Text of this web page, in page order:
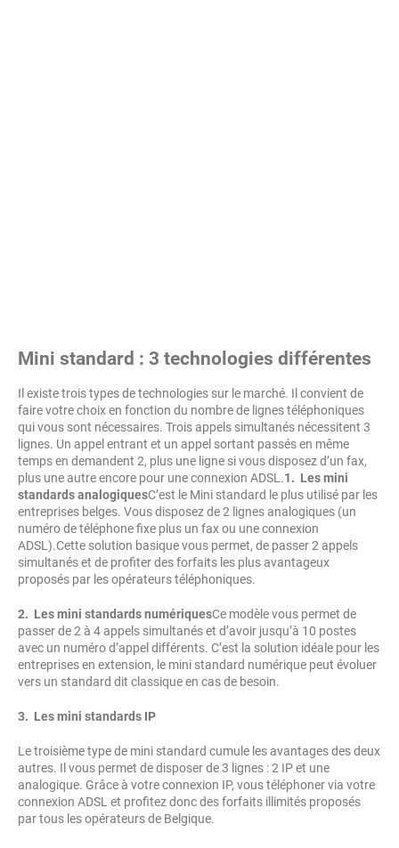
Mini standard : 3 technologies différentes
Il existe trois types de technologies sur le marché. Il convient de
faire votre choix en fonction du nombre de lignes téléphoniques
qui vous sont nécessaires. Trois appels simultanés nécessitent 3
lignes. Un appel entrant et un appel sortant passés en même
temps en demandent 2, plus une ligne si vous disposez d’un fax,
plus une autre encore pour une connexion ADSL.1. Les mini
standards analogiquesC’est le Mini standard le plus utilisé par les
entreprises belges. Vous disposez de 2 lignes analogiques (un
numéro de téléphone fixe plus un fax ou une connexion
ADSL).Cette solution basique vous permet, de passer 2 appels
simultanés et de profiter des forfaits les plus avantageux
proposés par les opérateurs téléphoniques.
2. Les mini standards numériquesCe modèle vous permet de
passer de 2 à 4 appels simultanés et d’avoir jusqu’à 10 postes
avec un numéro d’appel différents. C’est la solution idéale pour les
entreprises en extension, le mini standard numérique peut évoluer
vers un standard dit classique en cas de besoin.
3. Les mini standards IP
Le troisième type de mini standard cumule les avantages des deux
autres. Il vous permet de disposer de 3 lignes : 2 IP et une
analogique. Grâce à votre connexion IP, vous téléphoner via votre
connexion ADSL et profitez donc des forfaits illimités proposés
par tous les opérateurs de Belgique.